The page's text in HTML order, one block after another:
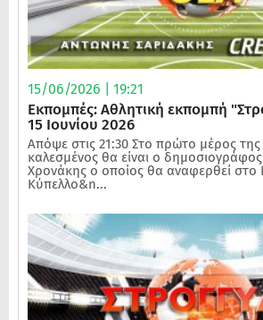
15/06/2026 | 19:21
Εκπομπές: Αθλητική εκπομπή
15 Ιουνίου 2026
Απόψε στις 21:30 Στο πρώτο μέρος
καλεσμένος θα είναι ο
Χρονάκης ο οποίος θα αναφερθεί στο
Κύπελλο&n...